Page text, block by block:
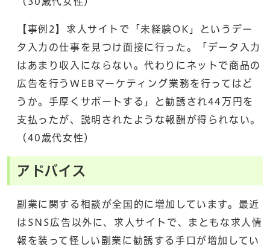
【事例2】求人サイトで「未経験OK」というデー
タ入力の仕事を見つけ面接に行った。「データ入力
はあまり収入にならない。代わりにネットで商品の
広告を行うWEBマーケティング業務を行ってはど
うか。手厚くサポートする」と勧誘され44万円を
支払ったが、説明されたような報酬が得られない。
（40歳代女性）
アドバイス
副業に関する相談が全国的に増加しています。最近
はSNS広告以外に、求人サイトで、まともな求人情
報を装って怪しい副業に勧誘する手口が増加してい